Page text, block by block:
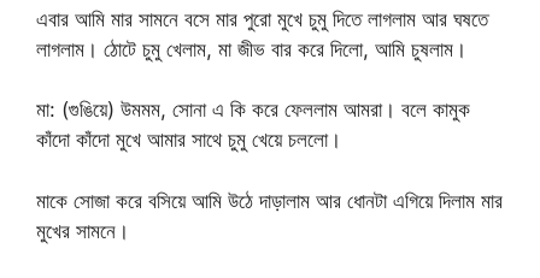
এবার আমি মার সামনে বসে মার পুরো মুখে চুমু দিতে লাগলাম আর ঘষতে
লাগলাম। ঠোটে চুমু খেলাম, মা জীভ বার করে দিলো, আমি চুষলাম।
মা: (গুঙিয়ে) উমমম, সোনা এ কি করে ফেললাম আমরা। বলে কামুক
কাঁদো কাঁদো মুখে আমার সাথে চুমু খেয়ে চললো।
মাকে সোজা করে বসিয়ে আমি উঠে দাড়ালাম আর ধোনটা এগিয়ে দিলাম মার
মুখের সামনে।